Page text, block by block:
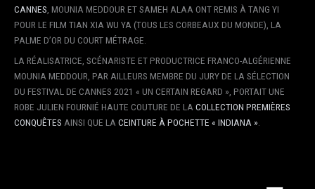
CANNES , MOUNIA MEDDOUR ET SAMEH ALAA ONT REMIS À TANG YI
POUR LE FILM TIAN XIA WU YA (TOUS LES CORBEAUX DU MONDE), LA
PALME D’OR DU COURT MÉTRAGE.
LA RÉALISATRICE, SCÉNARISTE ET PRODUCTRICE FRANCO-ALGÉRIENNE
MOUNIA MEDDOUR, PAR AILLEURS MEMBRE DU JURY DE LA SÉLECTION
DU FESTIVAL DE CANNES 2021 « UN CERTAIN REGARD », PORTAIT UNE
ROBE JULIEN FOURNIÉ HAUTE COUTURE DE LA COLLECTION PREMIÈRES
CONQUÊTES AINSI QUE LA CEINTURE À POCHETTE « INDIANA »